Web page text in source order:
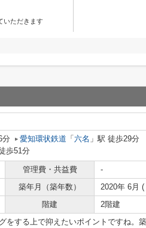
いただきます
分 愛知環状鉄道 「 六名 」駅 徒歩29分
歩51分
管理費・共益費
-
築年月（築年数）
2020年 6月
階建 2階建
をする上で抑えたいポイントですね。